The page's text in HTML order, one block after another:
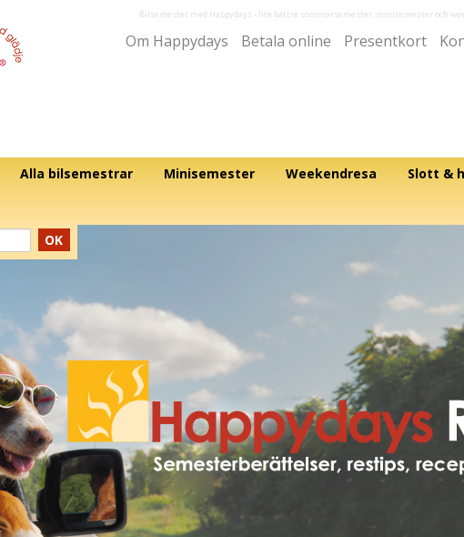
Bilsemester med Happydays - lite bättre sommarsemester, minisemester och
Om Happydays Betala online Presentkort
Alla bilsemestrar Minisemester Weekendresa Slott &
OK